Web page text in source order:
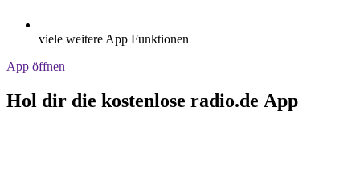
viele weitere App Funktionen
App öffnen
Hol dir die kostenlose radio.de App